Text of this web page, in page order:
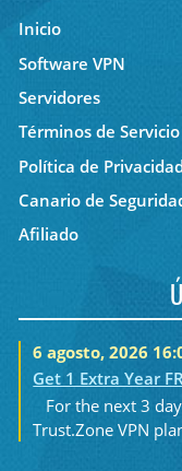
Inicio
Software VPN
Servidores
Términos de Servicio
Política de
Canario de
Afiliado
6 agosto, 2026
Get 1 Extra Year
For the next 3
Trust.Zone VPN